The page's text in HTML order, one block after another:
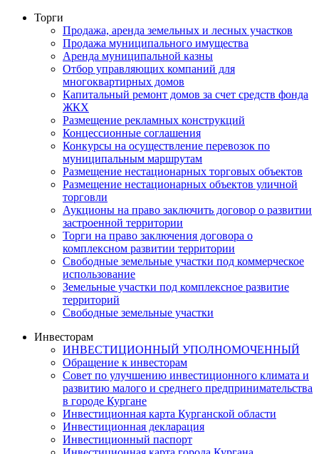
Торги
Продажа, аренда земельных и лесных участков
Продажа муниципального имущества
Аренда муниципальной казны
Отбор управляющих компаний для
многоквартирных домов
Капитальный ремонт домов за счет средств фонда
ЖКХ
Размещение рекламных конструкций
Концессионные соглашения
Конкурсы на осуществление перевозок по
муниципальным маршрутам
Размещение нестационарных торговых объектов
Размещение нестационарных объектов уличной
торговли
Аукционы на право заключить договор о развитии
застроенной территории
Торги на право заключения договора о
комплексном развитии территории
Свободные земельные участки под коммерческое
использование
Земельные участки под комплексное развитие
территорий
Свободные земельные участки
Инвесторам
ИНВЕСТИЦИОННЫЙ УПОЛНОМОЧЕННЫЙ
Обращение к инвесторам
Совет по улучшению инвестиционного климата и
развитию малого и среднего предпринимательства
в городе Кургане
Инвестиционная карта Курганской области
Инвестиционная декларация
Инвестиционный паспорт